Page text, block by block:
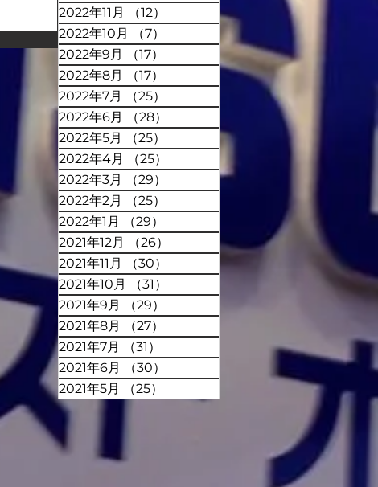
2022年11月
（12）
12件の記事
2022年10月
（7）
7件の記事
2022年9月
（17）
17件の記事
2022年8月
（17）
17件の記事
2022年7月
（25）
2022年6月
（28）
2022年5月
（25）
25件の記事
2022年4月
（25）
25件の記事
2022年3月
（29）
29件の記事
2022年2月
（25）
2022年1月
（29）
2021年12月
（26）
26件の記事
2021年11月
（30）
30件の記事
2021年10月
（31）
2021年9月
（29）
2021年8月
（27）
2021年7月
（31）
2021年6月
（30）
2021年5月
（25）